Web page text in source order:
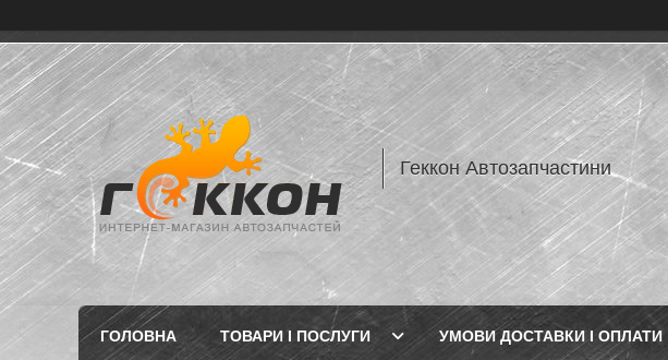
Геккон Автозапчастини
ГОЛОВНА ТОВАРИ І ПОСЛУГИ УМОВИ ДОСТАВКИ І ОПЛАТИ